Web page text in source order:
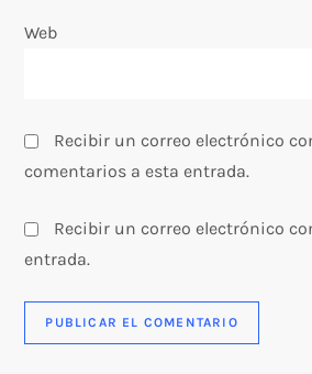
a
a
s
Web
Recibir un correo electrónico
comentarios a esta entrada.
Recibir un correo electrónico
entrada.